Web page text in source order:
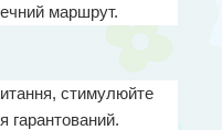
маршрут.
стимулюйте
гарантований.